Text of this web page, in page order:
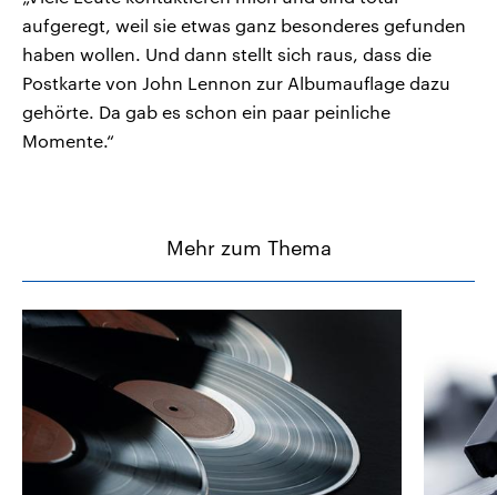
aufgeregt, weil sie etwas ganz besonderes gefunden
haben wollen. Und dann stellt sich raus, dass die
Postkarte von John Lennon zur Albumauflage dazu
gehörte. Da gab es schon ein paar peinliche
Momente.“
Mehr zum Thema